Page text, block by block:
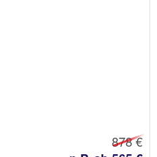
878 €